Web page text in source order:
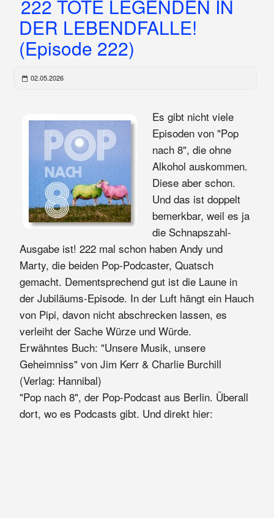
222 TOTE LEGENDEN IN
DER LEBENDFALLE!
(Episode 222)
02.05.2026
Es gibt nicht viele
Episoden von "Pop
nach 8", die ohne
Alkohol auskommen.
Diese aber schon.
Und das ist doppelt
bemerkbar, weil es ja
die Schnapszahl-
Ausgabe ist! 222 mal schon haben Andy und
Marty, die beiden Pop-Podcaster, Quatsch
gemacht. Dementsprechend gut ist die Laune in
der Jubiläums-Episode. In der Luft hängt ein Hauch
von Pipi, davon nicht abschrecken lassen, es
verleiht der Sache Würze und Würde.
Erwähntes Buch: "Unsere Musik, unsere
Geheimniss" von Jim Kerr & Charlie Burchill
(Verlag: Hannibal)
"Pop nach 8", der Pop-Podcast aus Berlin. Überall
dort, wo es Podcasts gibt. Und direkt hier: